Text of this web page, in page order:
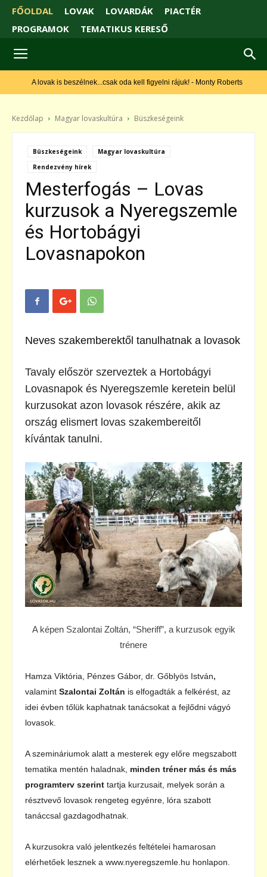
FŐOLDAL LOVAK LOVARDÁK
PIACTÉR
PROGRAMOK
TEMATIKUS KERESŐ
A lovak is beszélnek...csak oda kell figyelni rájuk! - Monty Roberts
Kezdőlap Magyar lovaskultúra Büszkeségeink
Büszkeségeink
Magyar lovaskultúra
Rendezvény hírek
Mesterfogás – Lovas
kurzusok a Nyeregszemle
és Hortobágyi
Lovasnapokon
Neves szakemberektől tanulhatnak a lovasok
Tavaly először szerveztek a Hortobágyi
Lovasnapok és Nyeregszemle keretein belül
kurzusokat azon lovasok részére, akik az
ország elismert lovas szakembereitől
kívántak tanulni.
A képen Szalontai Zoltán, “Sheriff”, a kurzusok egyik
trénere
Hamza Viktória, Pénzes Gábor, dr. Gőblyös István,
valamint Szalontai Zoltán is elfogadták a felkérést, az
idei évben tőlük kaphatnak tanácsokat a fejlődni vágyó
lovasok.
A szemináriumok alatt a mesterek egy előre megszabott
tematika mentén haladnak, minden tréner más és más
programterv szerint tartja kurzusait, melyek során a
résztvevő lovasok rengeteg egyénre, lóra szabott
tanáccsal gazdagodhatnak.
A kurzusokra való jelentkezés feltételei hamarosan
elérhetőek lesznek a www.nyeregszemle.hu honlapon.